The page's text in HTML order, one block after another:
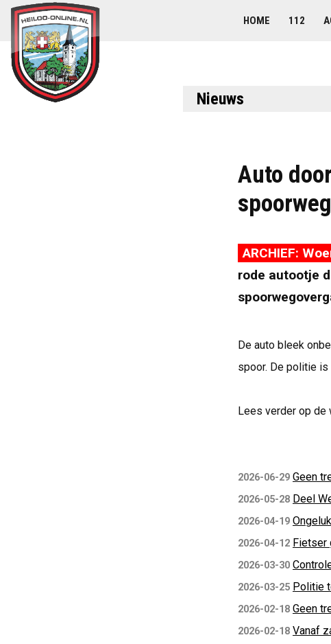
HOME 112
Nieuws
Auto
ARCHIEF:
rode autootje
De auto bleek
spoor. De politie is
Lees verder op de
2026-06-29 Geen
2026-05-28 Deel
2026-04-19
2026-04-12 Fietser
2026-03-30
2026-03-25 Politie
2026-02-18 Geen
2026-02-18 Vanaf